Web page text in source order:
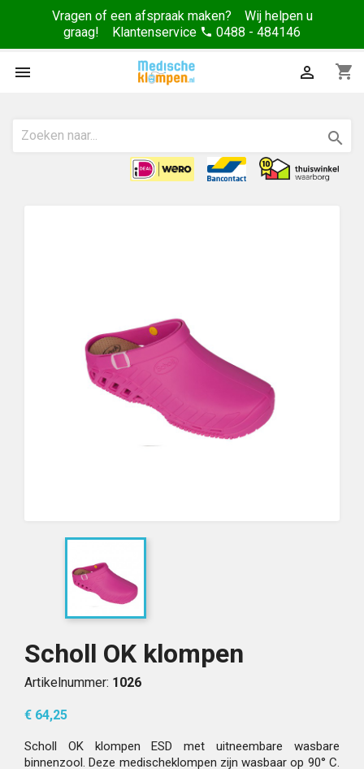
Vragen of een afspraak maken? Wij helpen u
graag! Klantenservice phone 0488 - 484146
 shopping_cart


Scholl OK klompen
Artikelnummer: 1026
€ 64,25
Scholl OK klompen ESD met uitneembare wasbare
binnenzool. Deze medischeklompen zijn wasbaar op 90° C.